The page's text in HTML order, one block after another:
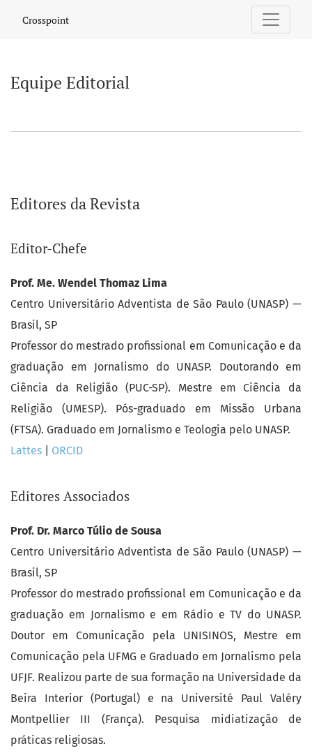
Crosspoint
Equipe Editorial
Editores da Revista
Editor-Chefe
Prof. Me. Wendel Thomaz Lima
Centro Universitário Adventista de São Paulo (UNASP) —
Brasil, SP
Professor do mestrado profissional em Comunicação e da
graduação em Jornalismo do UNASP. Doutorando em
Ciência da Religião (PUC-SP). Mestre em Ciência da
Religião (UMESP). Pós-graduado em Missão Urbana
(FTSA). Graduado em Jornalismo e Teologia pelo UNASP.
Lattes
ORCID
Editores Associados
Prof. Dr. Marco Túlio de Sousa
Centro Universitário Adventista de São Paulo (UNASP) —
Brasil, SP
Professor do mestrado profissional em Comunicação e da
graduação em Jornalismo e em Rádio e TV do UNASP.
Doutor em Comunicação pela UNISINOS, Mestre em
Comunicação pela UFMG e Graduado em Jornalismo pela
UFJF. Realizou parte de sua formação na Universidade da
Beira Interior (Portugal) e na Université Paul Valéry
Montpellier III (França). Pesquisa midiatização de
práticas religiosas.